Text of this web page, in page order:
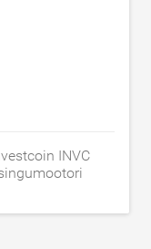
INVC